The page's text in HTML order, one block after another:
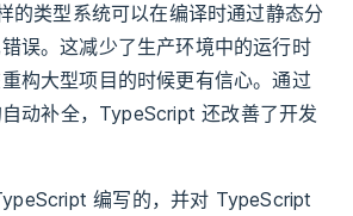
的类型系统可以在编译时通过静态分
误。这减少了生产环境中的运行时
构大型项目的时候更有信心。通过
动补全，TypeScript 还改善了开发
编写的，并对 TypeScript